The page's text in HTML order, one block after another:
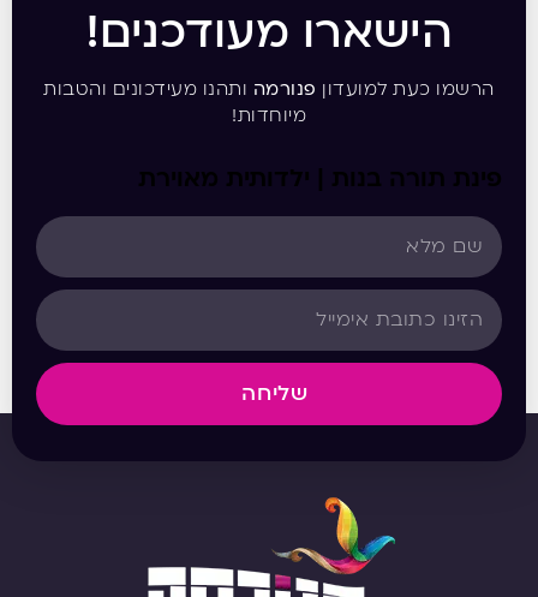
הישארו מעודכנים!
הרשמו כעת למועדון פנורמה ותהנו מעידכונים והטבות
מיוחדות!
פינת תורה בנות | ילדותית מאוירת
שליחה